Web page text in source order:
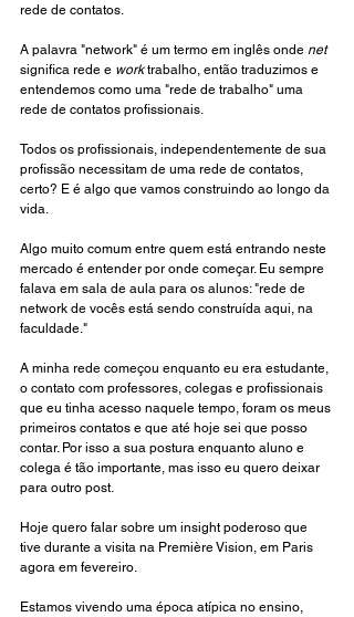
rede de contatos.
A palavra "network" é um termo em inglês onde net
significa rede e work trabalho, então traduzimos e
entendemos como uma "rede de trabalho" uma
rede de contatos profissionais.
Todos os profissionais, independentemente de sua
profissão necessitam de uma rede de contatos,
certo? E é algo que vamos construindo ao longo da
vida.
Algo muito comum entre quem está entrando neste
mercado é entender por onde começar. Eu sempre
falava em sala de aula para os alunos: "rede de
network de vocês está sendo construída aqui, na
faculdade."
A minha rede começou enquanto eu era estudante,
o contato com professores, colegas e profissionais
que eu tinha acesso naquele tempo, foram os meus
primeiros contatos e que até hoje sei que posso
contar. Por isso a sua postura enquanto aluno e
colega é tão importante, mas isso eu quero deixar
para outro post.
Hoje quero falar sobre um insight poderoso que
tive durante a visita na Première Vision, em Paris
agora em fevereiro.
Estamos vivendo uma época atípica no ensino,